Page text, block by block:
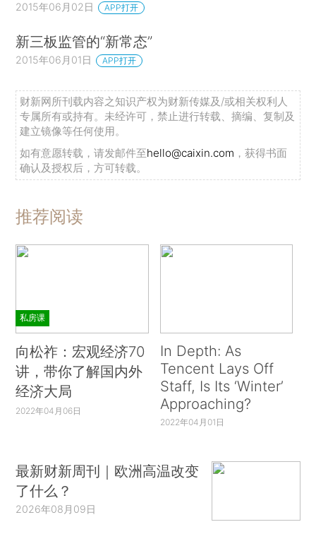
2015年06月02日 APP打开
新三板监管的“新常态”
2015年06月01日 APP打开
财新网所刊载内容之知识产权为财新传媒及/或相关权利人
专属所有或持有。未经许可，禁止进行转载、摘编、复制及
建立镜像等任何使用。
如有意愿转载，请发邮件至hello@caixin.com ，获得书面
确认及授权后，方可转载。
推荐阅读
私房课
向松祚：宏观经济70
讲，带你了解国内外
经济大局
2022年04月06日
In Depth: As
Tencent Lays Off
Staff, Is Its ‘Winter’
Approaching?
2022年04月01日
最新财新周刊｜欧洲高温改变
了什么？
2026年08月09日